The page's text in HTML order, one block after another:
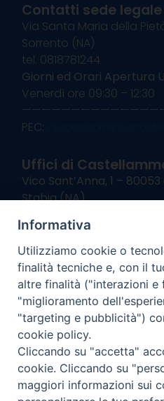
Contatti sede
Via Santa Maria della
Sorrento (NA)
tel. 0818781244
Giorni ed Orari Apertura
Venerdì ore 09:30 – 12:30
PEC:
Uffici di
Vico Sant’Anna, 1 –
Stabia (NA)
Giorni ed Orari Apertura
Lunedì e Mercoledì ore
Uffici Matrimoni:
Lunedì e Mercoledì ore
Informativa Privacy
Informativa
Utilizziamo cookie o
finalità tecniche e, con il
altre finalità ("interazioni e
"miglioramento
"targeting e pubblicità")
cookie policy.
Cliccando su "accetta"
cookie. Cliccando su
maggiori informazioni sui